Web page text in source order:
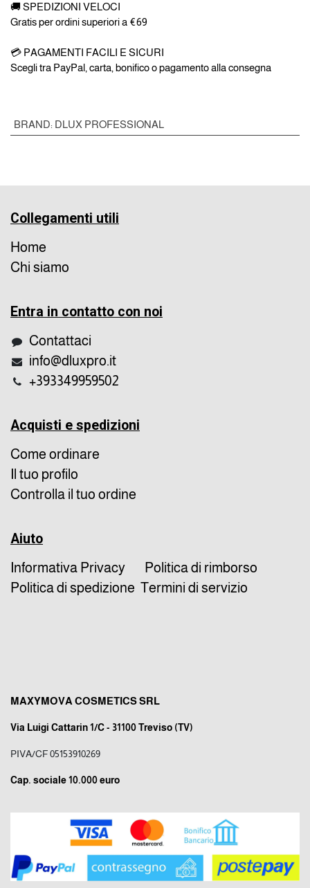
🚚 SPEDIZIONI VELOCI
Gratis per ordini superiori a €69
💳 PAGAMENTI FACILI E SICURI
Scegli tra PayPal, carta, bonifico o pagamento alla consegna
BRAND: DLUX PROFESSIONAL
Collegamenti utili
Home
Chi siamo
Entra in contatto con noi
Contattaci
info@dluxpro.it
+393349959502
Acquisti e spedizioni
Come ordinare
Il tuo profilo
Controlla il tuo ordine
Aiuto
Informativa Privacy
Politica di rimborso
Politica di spedizione Termini di servizio
MAXYMOVA COSMETICS SRL
Via Luigi Cattarin 1/C - 31100 Treviso (TV)
PIVA/CF 05153910269
Cap. sociale 10.000 euro